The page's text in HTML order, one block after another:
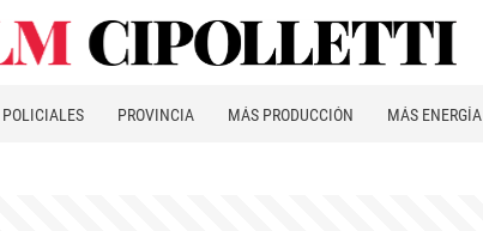
POLICIALES PROVINCIA MÁS PRODUCCIÓN MÁS ENERGÍA